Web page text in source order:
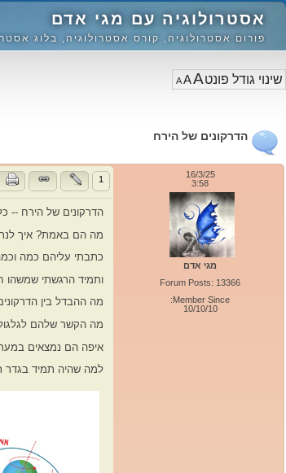
אסטרולוגיה עם מגי אדם
פורום אסטרולוגיה, קורס אסטרולוגיה, בלוג
AAA
הדרקונים של הירח
16/3/25
3:58
מגי אדם
Forum Posts: 13366
Member Since:
10/10/10
1
הדרקונים של הירח --
מה הם באמת? איך
כתבתי עליהם כמה
ותמיד הרגשתי שמשהו
מה ההבדל בין
מה הקשר שלהם
איפה הם נמצאים
למה שהיה תמיד בגדר